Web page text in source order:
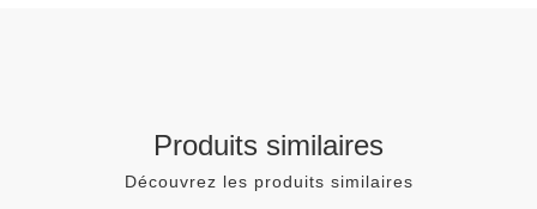
Produits similaires
Découvrez les produits similaires